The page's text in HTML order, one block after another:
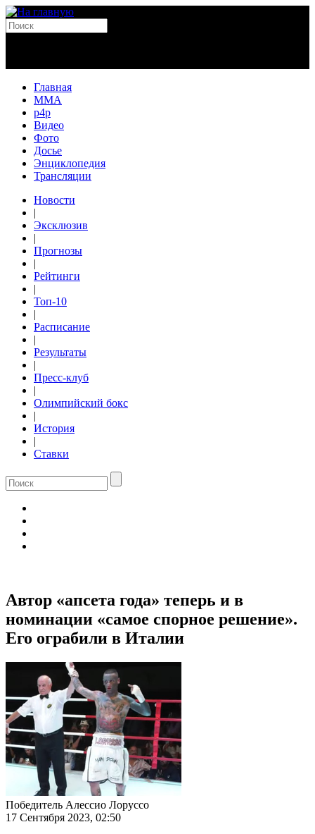
Главная
MMA
p4p
Видео
Фото
Досье
Энциклопедия
Трансляции
Новости
|
Эксклюзив
|
Прогнозы
|
Рейтинги
|
Топ-10
|
Расписание
|
Результаты
|
Пресс-клуб
|
Олимпийский бокс
|
История
|
Ставки
Автор «апсета года» теперь и в
номинации «самое спорное решение».
Его ограбили в Италии
Победитель Алессио Лоруссо
17 Сентября 2023, 02:50